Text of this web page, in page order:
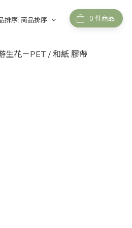
件商品
排序: 商品排序